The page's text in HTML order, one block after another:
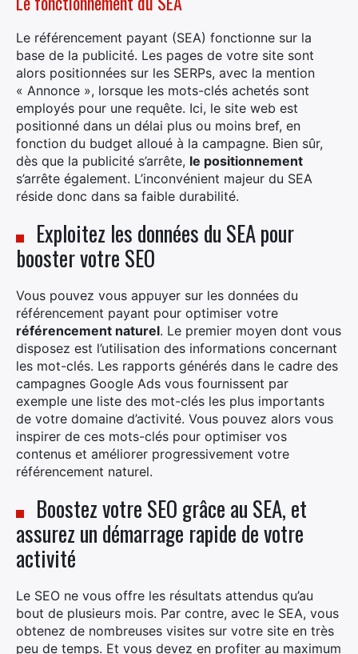
Le référencement payant (SEA) fonctionne sur la
base de la publicité. Les pages de votre site sont
alors positionnées sur les SERPs, avec la mention
« Annonce », lorsque les mots-clés achetés sont
employés pour une requête. Ici, le site web est
positionné dans un délai plus ou moins bref, en
fonction du budget alloué à la campagne. Bien sûr,
dès que la publicité s’arrête, le positionnement
s’arrête également. L’inconvénient majeur du SEA
réside donc dans sa faible durabilité.
Exploitez les données du SEA pour
booster votre SEO
Vous pouvez vous appuyer sur les données du
référencement payant pour optimiser votre
référencement naturel. Le premier moyen dont vous
disposez est l’utilisation des informations concernant
les mot-clés. Les rapports générés dans le cadre des
campagnes Google Ads vous fournissent par
exemple une liste des mot-clés les plus importants
de votre domaine d’activité. Vous pouvez alors vous
inspirer de ces mots-clés pour optimiser vos
contenus et améliorer progressivement votre
référencement naturel.
Boostez votre SEO grâce au SEA, et
assurez un démarrage rapide de votre
activité
Le SEO ne vous offre les résultats attendus qu’au
bout de plusieurs mois. Par contre, avec le SEA, vous
obtenez de nombreuses visites sur votre site en très
peu de temps. Et vous devez en profiter au maximum
×
Rechercher
: